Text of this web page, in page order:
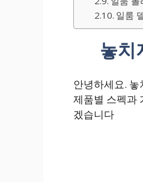
일룸
놓치
안녕하세요.
제품별 스펙과
겠습니다